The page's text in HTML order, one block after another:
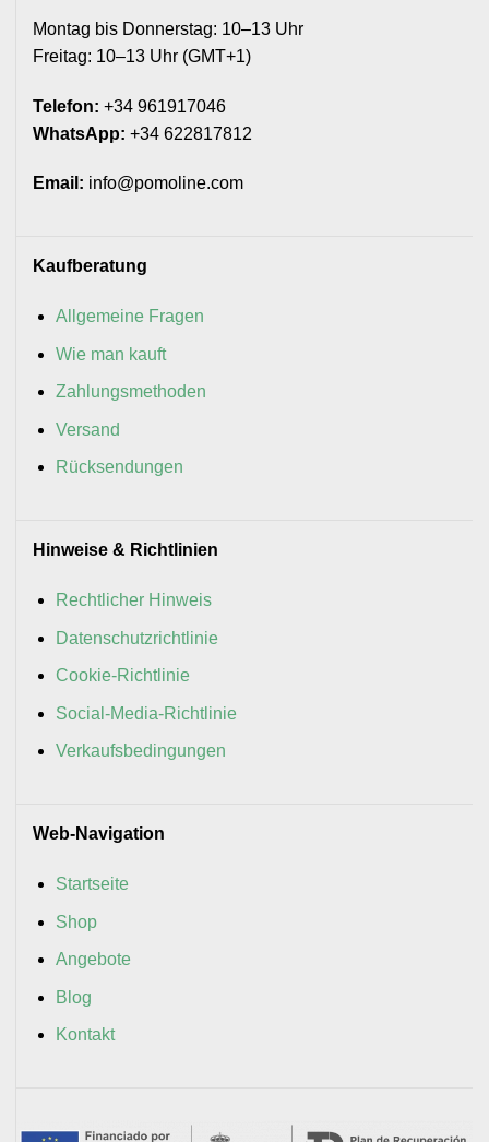
Montag bis Donnerstag: 10–13 Uhr
Freitag: 10–13 Uhr (GMT+1)
Telefon: +34 961917046
WhatsApp: +34 622817812
Email: info@pomoline.com
Kaufberatung
Allgemeine Fragen
Wie man kauft
Zahlungsmethoden
Versand
Rücksendungen
Hinweise & Richtlinien
Rechtlicher Hinweis
Datenschutzrichtlinie
Cookie-Richtlinie
Social-Media-Richtlinie
Verkaufsbedingungen
Web-Navigation
Startseite
Shop
Angebote
Blog
Kontakt